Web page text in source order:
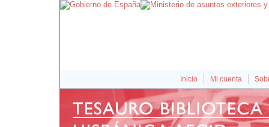
Inicio Mi cuenta